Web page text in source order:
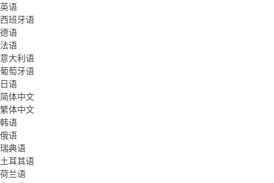
英语
西班牙语
德语
法语
意大利语
葡萄牙语
日语
简体中文
繁体中文
韩语
俄语
瑞典语
土耳其语
荷兰语